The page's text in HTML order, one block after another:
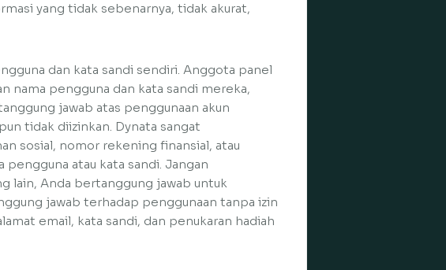
yang tidak sebenarnya, tidak akurat,
dan kata sandi sendiri. Anggota panel
nama pengguna dan kata sandi mereka,
jawab atas penggunaan akun
tidak diizinkan. Dynata sangat
sosial, nomor rekening finansial, atau
atau kata sandi. Jangan
lain, Anda bertanggung jawab untuk
jawab terhadap penggunaan tanpa izin
email, kata sandi, dan penukaran hadiah